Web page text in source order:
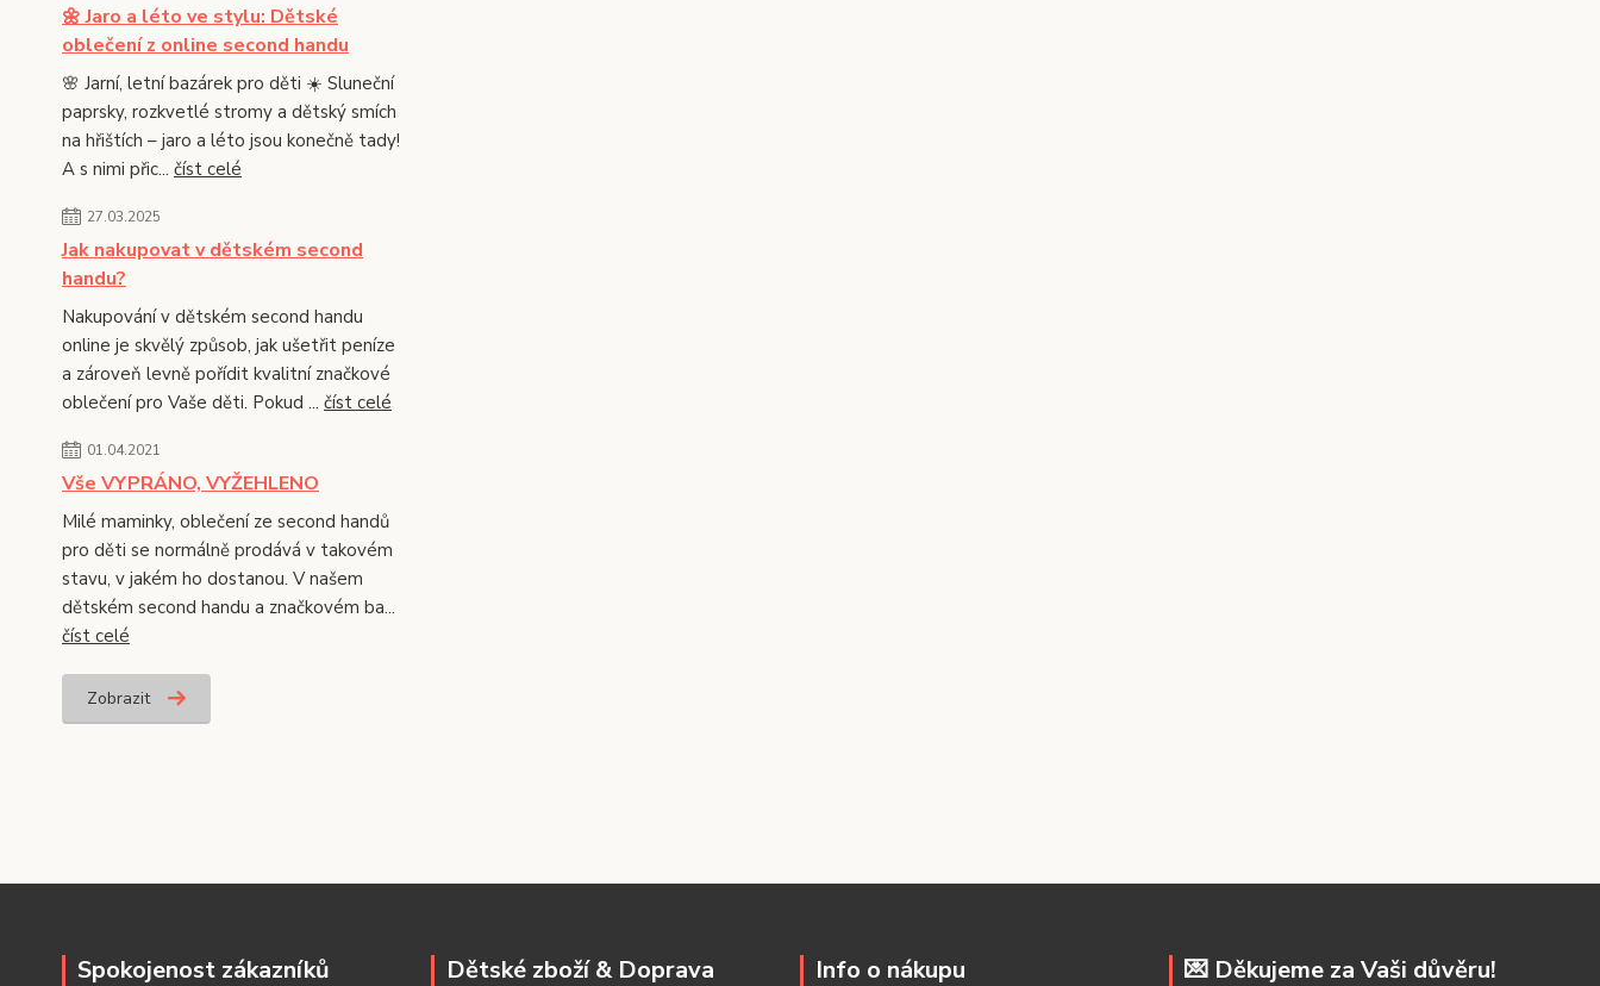
🌼 Jaro a léto ve stylu: Dětské
oblečení z online second handu
🌸 Jarní, letní bazárek pro děti ☀️ Sluneční
paprsky, rozkvetlé stromy a dětský smích
na hřištích – jaro a léto jsou konečně tady!
A s nimi přic... číst celé
27.03.2025
Jak nakupovat v dětském second
handu?
Nakupování v dětském second handu
online je skvělý způsob, jak ušetřit peníze
a zároveň levně pořídit kvalitní značkové
oblečení pro Vaše děti. Pokud ... číst celé
01.04.2021
Vše VYPRÁNO, VYŽEHLENO
Milé maminky, oblečení ze second handů
pro děti se normálně prodává v takovém
stavu, v jakém ho dostanou. V našem
dětském second handu a značkovém ba...
číst celé
Zobrazit
Spokojenost zákazníků Dětské zboží & Doprava Info o nákupu
💌 Děkujeme za Vaši důvěru!